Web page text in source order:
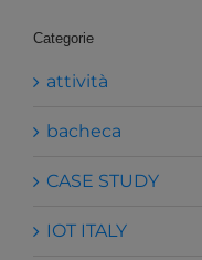
Categorie
attività
bacheca
CASE STUDY
IOT ITALY